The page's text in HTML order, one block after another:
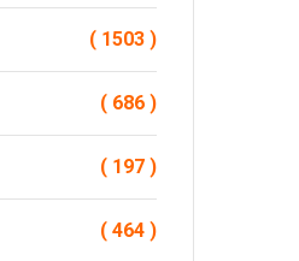
( 1503 )
( 686 )
( 197 )
( 464 )